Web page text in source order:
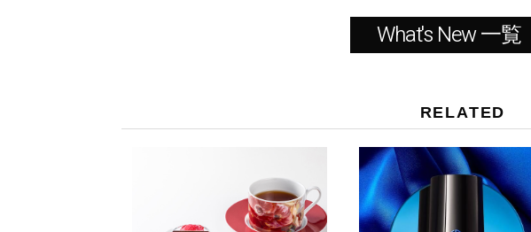
What's New 一覧
RELATED